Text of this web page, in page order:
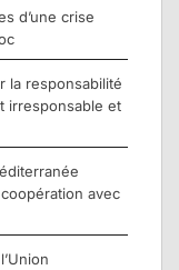
d’une crise
la responsabilité
irresponsable et
avec